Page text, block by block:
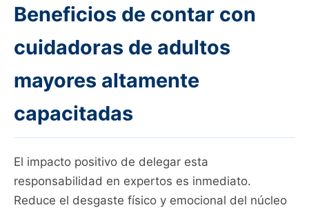
Beneficios de contar con
cuidadoras de adultos
mayores altamente
capacitadas
El impacto positivo de delegar esta
responsabilidad en expertos es inmediato.
Reduce el desgaste físico y emocional del núcleo